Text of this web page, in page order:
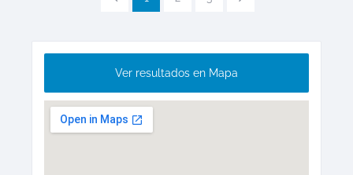
Ver resultados en Mapa